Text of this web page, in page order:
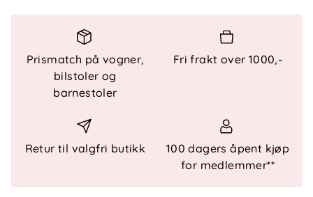
allergifremkallende stoffer
Ull fra ansvarlige kilder, mulesingfri og
tredjepartssertifisert
Vaskeanvisning: Maskinvask 30 grader,
For å forlenge levetiden på plagget og redusere
miljøpåvirkning anbefaler vi å vaske kun ved behov.
Lufting og punktvask er ofte tilstrekkelig.
Prismatch på vogner,
bilstoler og
barnestoler
Fri frakt over 1000,-
Retur til valgfri butikk
100 dagers åpent kjøp
for medlemmer**